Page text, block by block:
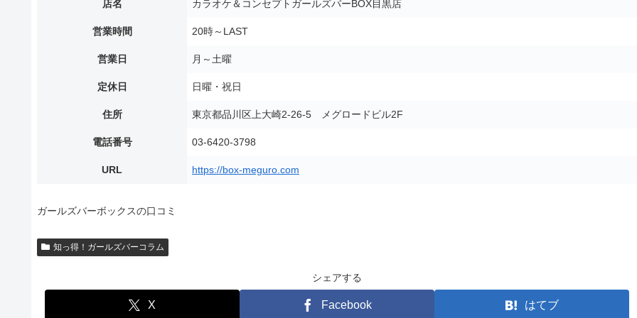
店名 カラオケ＆コンセプトガールズバーBOX目黒店
営業時間 20時～LAST
営業日 月～土曜
定休日 日曜・祝日
住所 東京都品川区上大崎2-26-5 メグロードビル2F
電話番号 03-6420-3798
URL https://box-meguro.com
ガールズバーボックスの口コミ
知っ得！ガールズバーコラム
シェアする
X Facebook はてブ